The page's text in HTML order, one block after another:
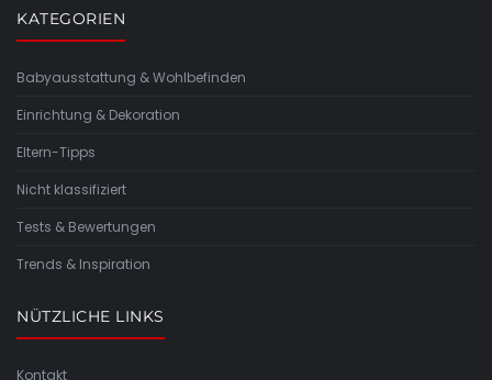
KATEGORIEN
Babyausstattung & Wohlbefinden
Einrichtung & Dekoration
Eltern-Tipps
Nicht klassifiziert
Tests & Bewertungen
Trends & Inspiration
NÜTZLICHE LINKS
Kontakt